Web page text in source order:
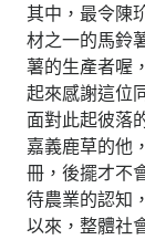
其中，最令陳
材之一的馬鈴
薯的生產者喔
起來感謝這位
面對此起彼落
嘉義鹿草的他
冊，後擺才不
待農業的認知
以來，整體社